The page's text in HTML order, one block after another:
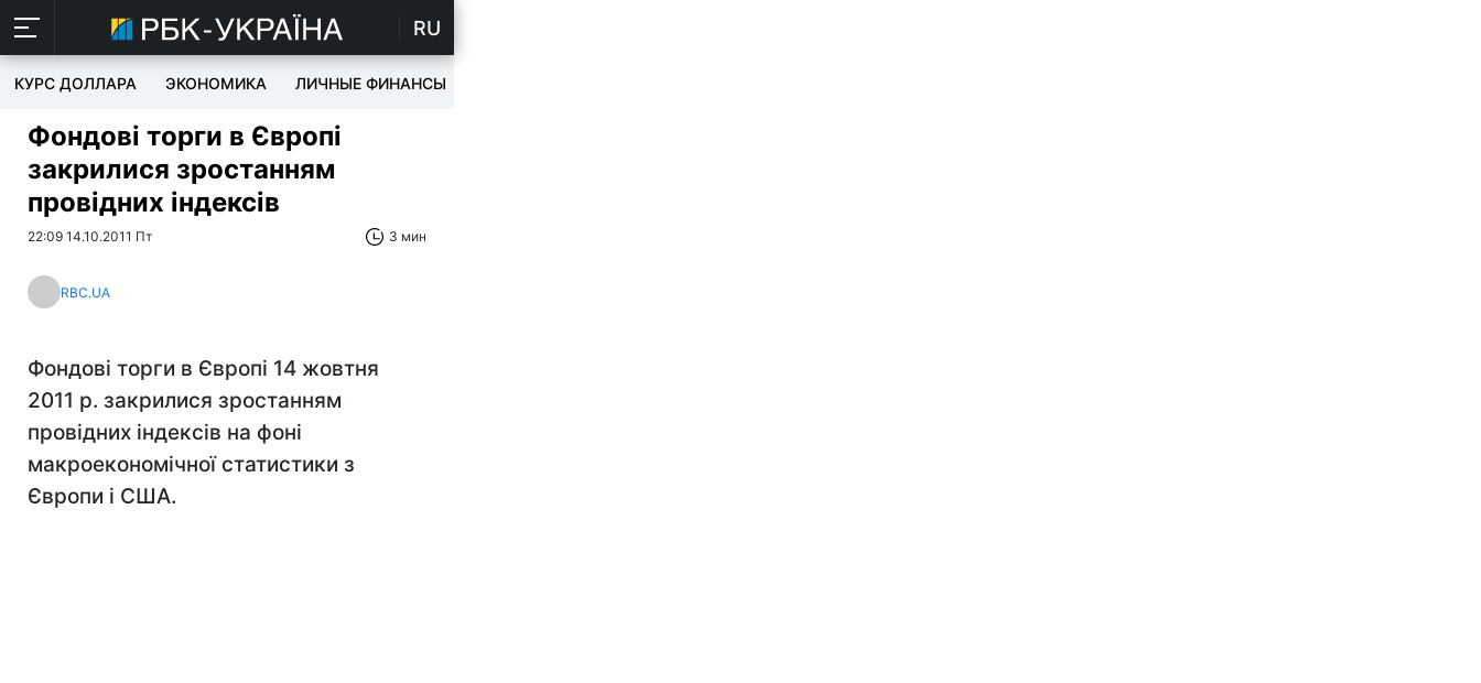
RU
КУРС ДОЛЛАРА ЭКОНОМИКА ЛИЧНЫЕ ФИНАНСЫ
Фондові торги в Європі
закрилися зростанням
провідних індексів
22:09 14.10.2011 Пт 3 мин
RBC.UA
Фондові торги в Європі 14 жовтня
2011 р. закрилися зростанням
провідних індексів на фоні
макроекономічної статистики з
Європи і США.